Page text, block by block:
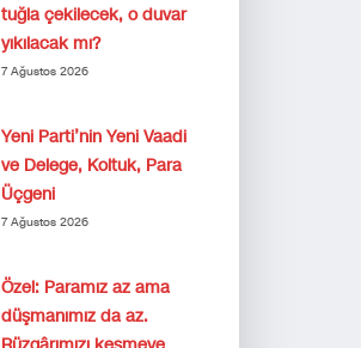
tuğla çekilecek, o duvar
yıkılacak mı?
7 Ağustos 2026
Yeni Parti’nin Yeni Vaadi
ve Delege, Koltuk, Para
Üçgeni
7 Ağustos 2026
Özel: Paramız az ama
düşmanımız da az.